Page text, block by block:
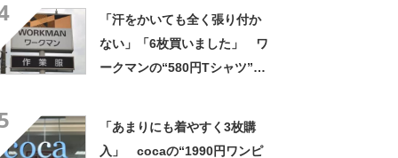
「汗をかいても全く張り付か
ない」「6枚買いました」 ワ
ークマンの“580円Tシャツ”が
「あまりにも着やすく3枚購
入」 cocaの“1990円ワンピ